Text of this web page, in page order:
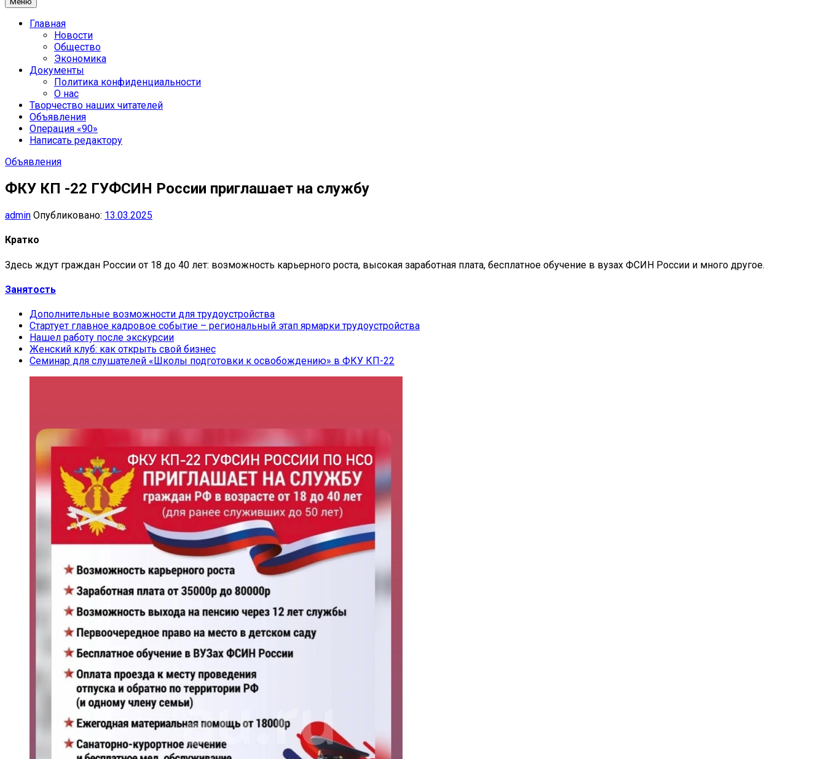
Главная
Новости
Общество
Экономика
Документы
Политика конфиденциальности
О нас
Творчество наших читателей
Объявления
Операция «90»
Написать редактору
Объявления
ФКУ КП -22 ГУФСИН России приглашает на службу
admin Опубликовано: 13.03.2025
Кратко
Здесь ждут граждан России от 18 до 40 лет: возможность карьерного роста, высокая заработная плата, бесплатное обучение в вузах ФСИН России и много другое.
Занятость
Дополнительные возможности для трудоустройства
Стартует главное кадровое событие – региональный этап ярмарки трудоустройства
Нашел работу после экскурсии
Женский клуб: как открыть свой бизнес
Семинар для слушателей «Школы подготовки к освобождению» в ФКУ КП-22